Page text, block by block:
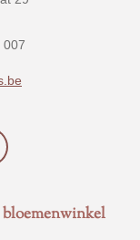
007